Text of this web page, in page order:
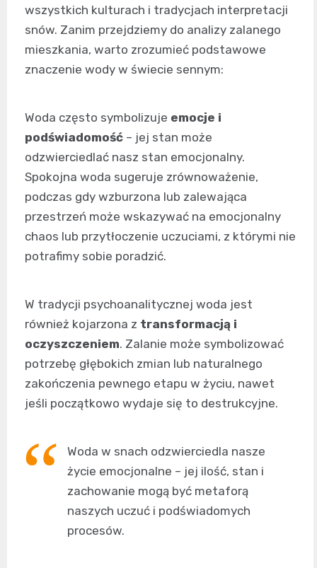
wszystkich kulturach i tradycjach interpretacji
snów. Zanim przejdziemy do analizy zalanego
mieszkania, warto zrozumieć podstawowe
znaczenie wody w świecie sennym:
Woda często symbolizuje emocje i
podświadomość – jej stan może
odzwierciedlać nasz stan emocjonalny.
Spokojna woda sugeruje zrównoważenie,
podczas gdy wzburzona lub zalewająca
przestrzeń może wskazywać na emocjonalny
chaos lub przytłoczenie uczuciami, z którymi nie
potrafimy sobie poradzić.
W tradycji psychoanalitycznej woda jest
również kojarzona z transformacją i
oczyszczeniem. Zalanie może symbolizować
potrzebę głębokich zmian lub naturalnego
zakończenia pewnego etapu w życiu, nawet
jeśli początkowo wydaje się to destrukcyjne.
Woda w snach odzwierciedla nasze
życie emocjonalne – jej ilość, stan i
zachowanie mogą być metaforą
naszych uczuć i podświadomych
procesów.